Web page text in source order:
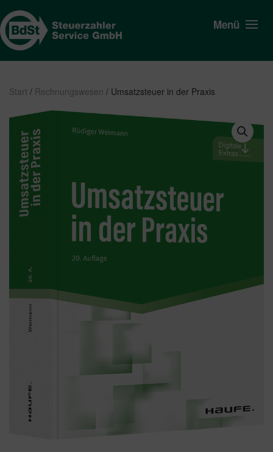
Menü
Start / Rechnungswesen / Umsatzsteuer in der Praxis